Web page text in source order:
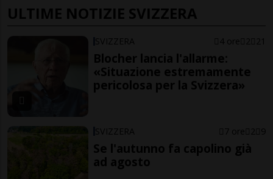
ULTIME NOTIZIE SVIZZERA
SVIZZERA 4 ore 2 21
Blocher lancia l'allarme:
«Situazione estremamente
pericolosa per la Svizzera»
SVIZZERA 7 ore 2 9
Se l'autunno fa capolino già
ad agosto